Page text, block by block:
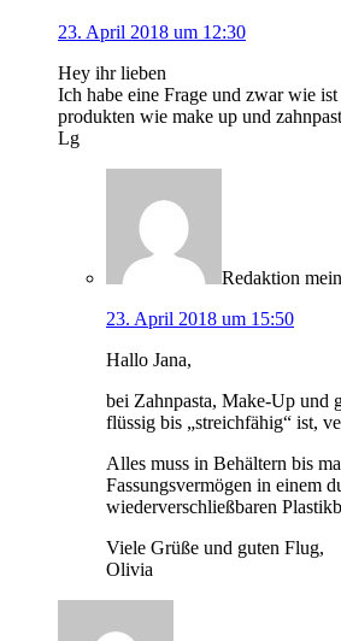
23. April 2018 um 12:30
Hey ihr lieben
Ich habe eine Frage und zwar wie ist
produkten wie make up und
Lg
Redaktion
23. April 2018 um 15:50
Hallo Jana,
bei Zahnpasta, Make-Up und
flüssig bis „streichfähig“ ist,
Alles muss in Behältern bis
Fassungsvermögen in einem
wiederverschließbaren
Viele Grüße und guten Flug,
Olivia